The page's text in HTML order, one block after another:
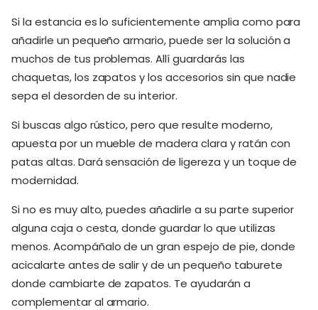
Si la estancia es lo suficientemente amplia como para
añadirle un pequeño armario, puede ser la solución a
muchos de tus problemas. Allí guardarás las
chaquetas, los zapatos y los accesorios sin que nadie
sepa el desorden de su interior.
Si buscas algo rústico, pero que resulte moderno,
apuesta por un mueble de madera clara y ratán con
patas altas. Dará sensación de ligereza y un toque de
modernidad.
Si no es muy alto, puedes añadirle a su parte superior
alguna caja o cesta, donde guardar lo que utilizas
menos. Acompáñalo de un gran espejo de pie, donde
acicalarte antes de salir y de un pequeño taburete
donde cambiarte de zapatos. Te ayudarán a
complementar al armario.